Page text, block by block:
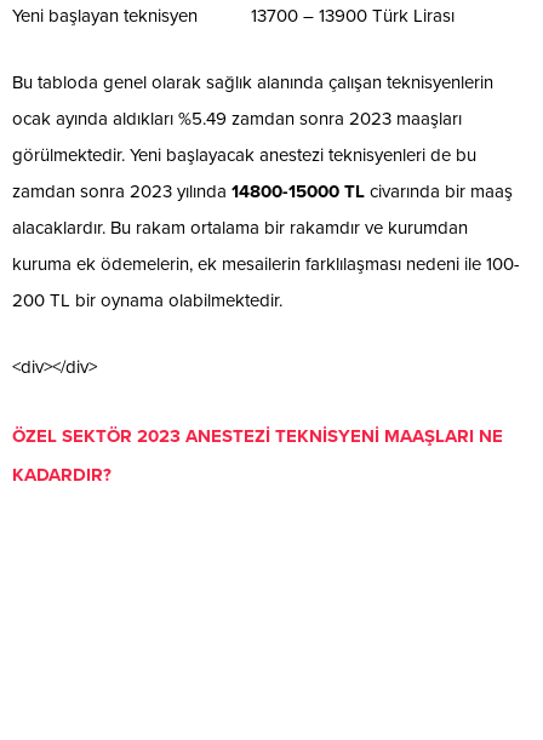
Yeni başlayan teknisyen 13700 – 13900 Türk Lirası
Bu tabloda genel olarak sağlık alanında çalışan teknisyenlerin
ocak ayında aldıkları %5.49 zamdan sonra 2023 maaşları
görülmektedir. Yeni başlayacak anestezi teknisyenleri de bu
zamdan sonra 2023 yılında 14800-15000 TL civarında bir maaş
alacaklardır. Bu rakam ortalama bir rakamdır ve kurumdan
kuruma ek ödemelerin, ek mesailerin farklılaşması nedeni ile 100-
200 TL bir oynama olabilmektedir.
<div></div>
ÖZEL SEKTÖR 2023 ANESTEZİ TEKNİSYENİ MAAŞLARI NE
KADARDIR?